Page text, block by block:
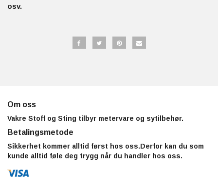
osv.
Om oss
Vakre Stoff og Sting tilbyr metervare og sytilbehør.
Betalingsmetode
Sikkerhet kommer alltid først hos oss.Derfor kan du som
kunde alltid føle deg trygg når du handler hos oss.